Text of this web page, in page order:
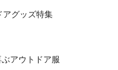
アグッズ特集
アウトドア服